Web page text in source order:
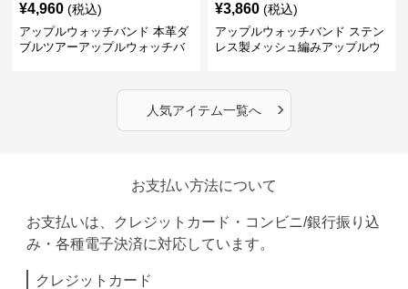
¥4,960 (税込)
アップルウォッチバンド 本革ダ
ブルツアーアップルウォッチバ
¥3,860 (税込)
アップルウォッチバンド ステン
レス製メッシュ編みアップルウ
人気アイテム一覧へ ›
お支払い方法について
お支払いは、クレジットカード・コンビニ/銀行振り込
み・各種電子決済に対応しています。
クレジットカード